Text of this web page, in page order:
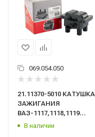
069.054.050
21.11370-5010 КАТУШКА
ЗАЖИГАНИЯ
ВАЗ-1117,1118,1119
КАЛИНА,
В наличии